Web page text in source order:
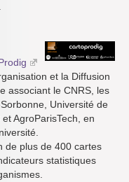
et la Diffusion
associant le CNRS, les
Université de
AgroParisTech, en
de plus de 400 cartes
statistiques